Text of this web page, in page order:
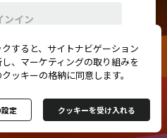
ンイン
すか？新規登録
すると、サイトナビゲーション
、マーケティングの取り組みを
ッキーの格納に同意します。
定 クッキーを受け入れる